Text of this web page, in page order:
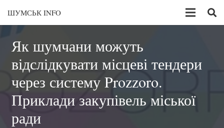
ШУМСЬК INFO
Як шумчани можуть
відслідкувати місцеві тендери
через систему Prozzoro.
Приклади закупівель міської
ради